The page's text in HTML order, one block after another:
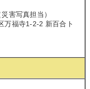
害写真担当）
福寺1-2-2 新百合ト